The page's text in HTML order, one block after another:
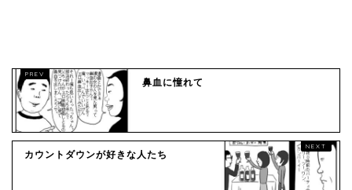
鼻血に憧れて
カウントダウンが好きな人たち